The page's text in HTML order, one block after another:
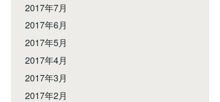
2017年7月
2017年6月
2017年5月
2017年4月
2017年3月
2017年2月